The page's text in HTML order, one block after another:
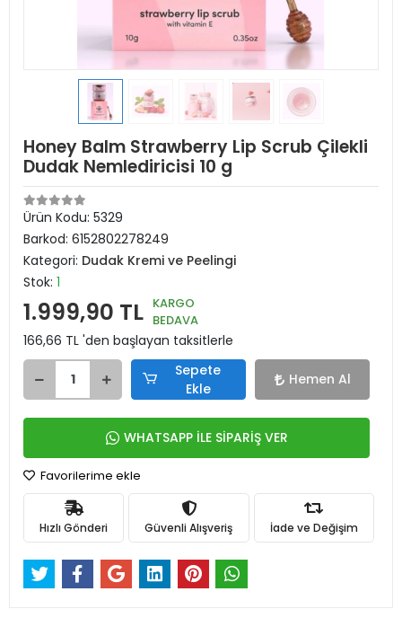
Honey Balm Strawberry Lip Scrub Çilekli
Dudak Nemlediricisi 10 g
Ürün Kodu: 5329
Barkod: 6152802278249
Kategori: Dudak Kremi ve Peelingi
Stok: 1
1.999,90 TL KARGO
BEDAVA
166,66 TL 'den başlayan taksitlerle
Sepete
Ekle
Hemen Al
WHATSAPP İLE SİPARİŞ VER
Favorilerime ekle
Hızlı Gönderi Güvenli Alışveriş İade ve Değişim